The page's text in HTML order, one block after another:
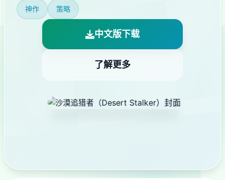
神作 策略
中文版下载
了解更多